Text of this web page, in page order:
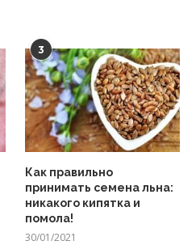
3
Как правильно
принимать семена льна:
никакого кипятка и
помола!
30/01/2021